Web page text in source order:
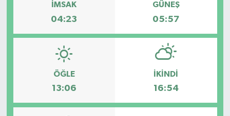
İMSAK
04:23
GÜNEŞ
05:57
ÖĞLE
13:06
İKINDI
16:54